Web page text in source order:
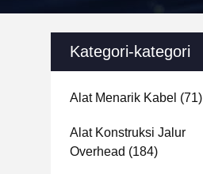
Kategori-kategori
Alat Menarik Kabel (71)
Alat Konstruksi Jalur
Overhead (184)